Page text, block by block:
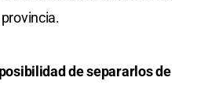
de separarlos de